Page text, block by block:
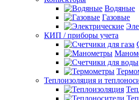
Водяные
Газовые
КИП / приборы учета
Теплоизоляция и